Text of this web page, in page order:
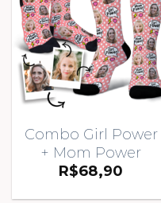
Combo Girl Power
+ Mom Power
R$68,90